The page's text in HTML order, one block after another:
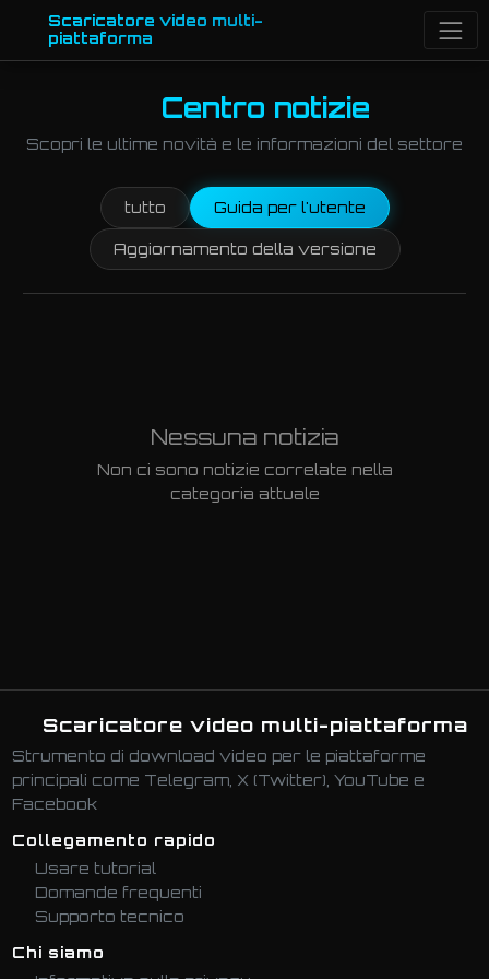
Scaricatore video multi-
piattaforma
Centro notizie
Scopri le ultime novità e le informazioni del settore
tutto Guida per l'utente
Aggiornamento della versione
Nessuna notizia
Non ci sono notizie correlate nella
categoria attuale
Scaricatore video multi-piattaforma
Strumento di download video per le piattaforme
principali come Telegram, X (Twitter), YouTube e
Facebook
Collegamento rapido
Usare tutorial
Domande frequenti
Supporto tecnico
Chi siamo